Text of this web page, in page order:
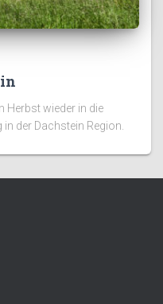
Herbst wieder in die
der Dachstein Region.